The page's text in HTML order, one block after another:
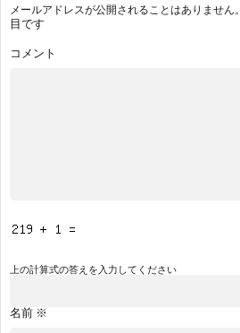
メールアドレスが公開されることはありません。
目です
コメント
上の計算式の答えを入力してください
名前 ※